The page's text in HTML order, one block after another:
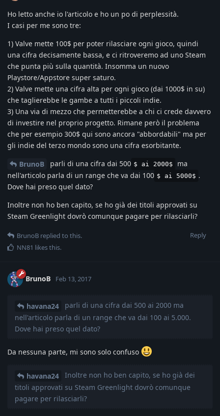
Ho letto anche io l'articolo e ho un po di perplessità.
I casi per me sono tre:
1) Valve mette 100$ per poter rilasciare ogni gioco, quindi
una cifra decisamente bassa, e ci ritroveremo ad uno Steam
che punta più sulla quantità. Insomma un nuovo
Playstore/Appstore super saturo.
2) Valve mette una cifra alta per ogni gioco (dai 1000$ in su)
che taglierebbe le gambe a tutti i piccoli indie.
3) Una via di mezzo che permetterebbe a chi ci crede davvero
di investire nel proprio progetto. Rimane però il problema
che per esempio 300$ qui sono ancora "abbordabili" ma per
gli indie del terzo mondo sono una cifra esorbitante.
BrunoB parli di una cifra dai 500 $ ai 2000$
ma
nell'articolo parla di un range che va dai 100 $ ai 5000$ .
Dove hai preso quel dato?
Inoltre non ho ben capito, se ho già dei titoli approvati su
Steam Greenlight dovrò comunque pagare per rilasciarli?
Reply
BrunoB replied to this.
NN81 likes this.
BrunoB Feb 13, 2017
havana24
parli di una cifra dai 500 ai 2000 ma
nell'articolo parla di un range che va dai 100 ai 5.000.
Dove hai preso quel dato?
Da nessuna parte, mi sono solo confuso
havana24
Inoltre non ho ben capito, se ho già dei
titoli approvati su Steam Greenlight dovrò comunque
pagare per rilasciarli?